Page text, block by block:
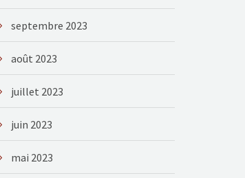
septembre 2023
août 2023
juillet 2023
juin 2023
mai 2023